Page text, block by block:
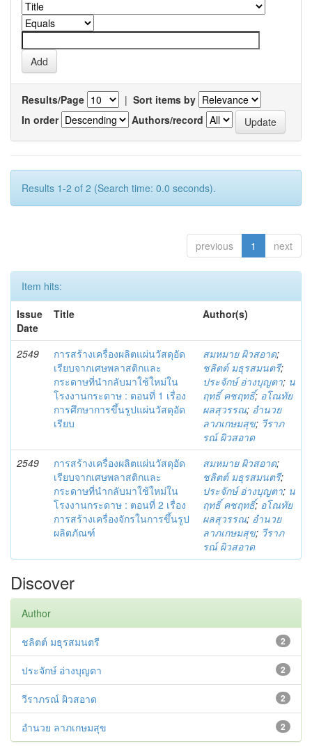
Results/Page | Sort items by
In order
Authors/record
Results 1-2 of 2 (Search time: 0.0 seconds).
previous 1 next
Item hits:
Issue
Date
Title Author(s)
2549
การสร้างเครื่องผลิตแผ่นวัสดุอัด
เรียบจากเศษพลาสติกและ
กระดาษที่นำกลับมาใช้ใหม่ใน
โรงงานกระดาษ : ตอนที่ 1 เรื่อง
การศึกษาการขึ้นรูปแผ่นวัสดุอัด
เรียบ
สมหมาย ผิวสอาด;
ชลิตต์ มธุรสมนตรี;
ประจักษ์ อ่างบุญตา; น
ฤทธิ์ คชฤทธิ์; อโณทัย
ผลสุวรรณ; อำนวย
ลาภเกษมสุข; วีราภ
รณ์ ผิวสอาด
2549
การสร้างเครื่องผลิตแผ่นวัสดุอัด
เรียบจากเศษพลาสติกและ
กระดาษที่นำกลับมาใช้ใหม่ใน
โรงงานกระดาษ : ตอนที่ 2 เรื่อง
การสร้างเครื่องจักรในการขึ้นรูป
ผลิตภัณฑ์
สมหมาย ผิวสอาด;
ชลิตต์ มธุรสมนตรี;
ประจักษ์ อ่างบุญตา; น
ฤทธิ์ คชฤทธิ์; อโณทัย
ผลสุวรรณ; อำนวย
ลาภเกษมสุข; วีราภ
รณ์ ผิวสอาด
Discover
Author
2
ชลิตต์ มธุรสมนตรี
2
ประจักษ์ อ่างบุญตา
2
วีราภรณ์ ผิวสอาด
2
อำนวย ลาภเกษมสุข